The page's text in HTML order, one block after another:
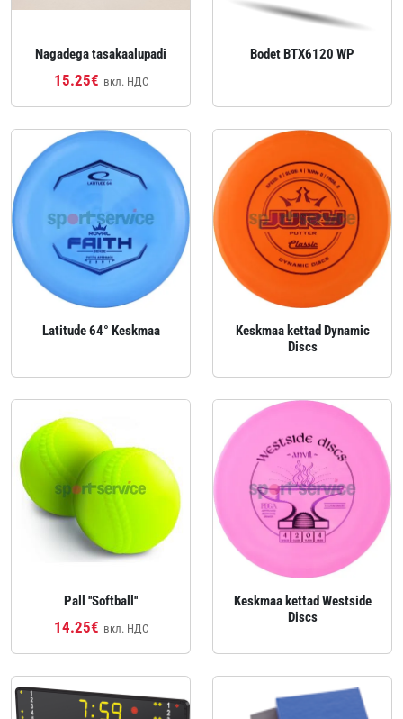
Nagadega tasakaalupadi
15.25€ вкл. НДС
Bodet BTX6120 WP
Latitude 64° Keskmaa
Keskmaa kettad Dynamic
Discs
Pall ''Softball''
14.25€ вкл. НДС
Keskmaa kettad Westside
Discs